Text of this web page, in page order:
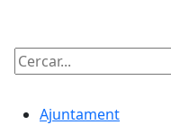
Cercar:
Ajuntament